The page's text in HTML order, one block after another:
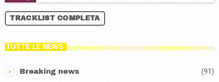
TRACKLIST COMPLETA
TUTTE LE NEWS
Breaking news (91)